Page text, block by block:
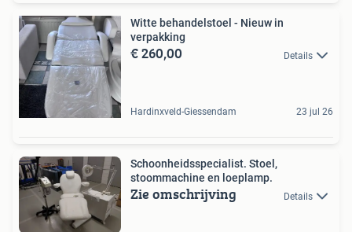
Witte behandelstoel - Nieuw in
verpakking
€ 260,00 Details
Hardinxveld-Giessendam 23 jul 26
Schoonheidsspecialist. Stoel,
stoommachine en loeplamp.
Zie omschrijving Details